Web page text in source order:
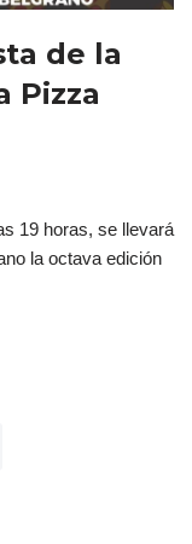
de la
Pizza
19 horas, se llevará
la octava edición